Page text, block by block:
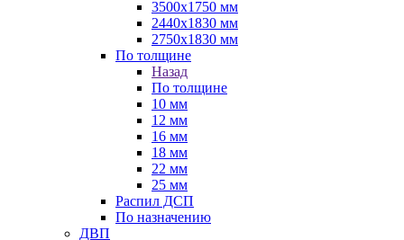
3500х1750 мм
2440х1830 мм
2750х1830 мм
По толщине
Назад
По толщине
10 мм
12 мм
16 мм
18 мм
22 мм
25 мм
Распил ДСП
По назначению
ДВП